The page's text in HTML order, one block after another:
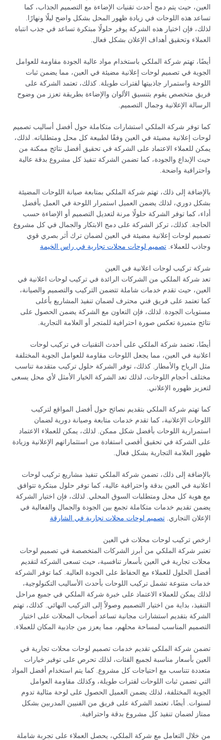
العين، حيث يتم دمج أحدث تقنيات الإضاءة مع التصميم الجذاب، كما
تساعد هذه اللوحات في زيادة ظهور المحل بشكل واضح ليلًا ونهارًا.
لذلك، فإن اختيار هذه الشركة يوفر حلولًا مبتكرة تساعد في جذب انتباه
العملاء وتحقيق أهداف الإعلان بشكل فعال.
أيضًا، تهتم شركة الملكي باستخدام مواد عالية الجودة مقاومة للعوامل
الجوية في تصميم لوحات إعلانية مضيئة في العين، مما يضمن ثبات
اللوحة واستمرار جاذبيتها لفترات طويلة. كذلك، تعتمد الشركة على
فريق متخصص يقوم بتنسيق الألوان والإضاءة بطريقة تعزز من وضوح
الرسالة الإعلانية وجمال التصميم.
كما توفر شركة الملكي استشارات متكاملة حول أفضل أساليب تصميم
لوحات إعلانية مضيئة في العين وفقًا لطبيعة كل محل ومتطلباته. لذلك،
يمكن للعملاء الاعتماد على الشركة في تحقيق أفضل نتائج ممكنة من
حيث الإبداع والجودة، كما تضمن الشركة تنفيذ كل مشروع بدقة عالية
واحترافية واضحة.
بالإضافة إلى ذلك، تهتم شركة الملكي بمتابعة صيانة اللوحات المضيئة
بشكل دوري، لذلك يضمن العميل استمرار اللوحة في العمل بأفضل
أداء، كما توفر الشركة حلولًا مرنة لتعديل التصميم أو الإضاءة حسب
الحاجة. كذلك، تركز الشركة على دمج الابتكار والجمال في كل مشروع
تصميم لوحات إعلانية مضيئة في العين لضمان ترك أثر بصري قوي
وجاذب للعملاء.تصميم لوحات محلات تجارية في راس الخيمة
شركة تركيب لوحات اعلانية في العين
تعد شركة الملكي من الشركات الرائدة في تركيب لوحات اعلانية في
العين، حيث تقدم خدمات شاملة تتضمن التركيب والتصميم والصيانة،
كما تعتمد على فريق فني محترف لضمان تنفيذ المشاريع بأعلى
مستويات الجودة. لذلك، فإن التعاون مع الشركة يضمن الحصول على
نتائج متميزة تعكس صورة احترافية للمتجر أو العلامة التجارية.
أيضًا، تعتمد شركة الملكي على أحدث التقنيات في تركيب لوحات
اعلانية في العين، مما يجعل اللوحات مقاومة للعوامل الجوية المختلفة
مثل الرياح والأمطار. كذلك، توفر الشركة حلول تركيب متقدمة تناسب
مختلف أحجام اللوحات، لذلك تعد الشركة الخيار الأمثل لأي محل يسعى
لتعزيز ظهوره الإعلاني.
كما تهتم شركة الملكي بتقديم نصائح حول أفضل المواقع لتركيب
اللوحات الإعلانية، كما تقدم خدمات متابعة وصيانة دورية لضمان
استمرارية اللوحات بأفضل شكل ممكن. لذلك، يمكن للعملاء الاعتماد
على الشركة في تحقيق أقصى استفادة من استثماراتهم الإعلانية وزيادة
ظهور العلامة التجارية بشكل فعال.
بالإضافة إلى ذلك، تضمن شركة الملكي تنفيذ مشاريع تركيب لوحات
اعلانية في العين بدقة واحترافية عالية، كما توفر حلول مبتكرة تتوافق
مع هوية كل محل ومتطلبات السوق المحلي. لذلك، فإن اختيار الشركة
يضمن تقديم خدمات متكاملة تجمع بين الجودة والجمال والفعالية في
الإعلان التجاري.تصميم لوحات محلات تجارية في الشارقة
ارخص تركيب لوحات محلات في العين
تعتبر شركة الملكي من أبرز الشركات المتخصصة في تصميم لوحات
محلات تجارية في العين بأسعار تنافسية، حيث تسعى الشركة لتقديم
أفضل الحلول للعملاء مع الحفاظ على الجودة العالية. كما توفر الشركة
خدمات متنوعة تشمل تركيب اللوحات بأحدث الأساليب التكنولوجية،
لذلك يمكن للعملاء الاعتماد على خبرة شركة الملكي في جميع مراحل
التنفيذ، بداية من اختيار التصميم وصولاً إلى التركيب النهائي. كذلك، تهتم
الشركة بتقديم استشارات مجانية تساعد أصحاب المحلات على اختيار
التصميم المناسب لمساحة محلهم، مما يعزز من جاذبية المكان للعملاء.
تضمن شركة الملكي تقديم خدمات تصميم لوحات محلات تجارية في
العين بأسعار مناسبة لجميع الفئات، لذلك تحرص على توفير خيارات
متعددة تتناسب مع احتياجات كل مشروع. كما يتم استخدام أفضل المواد
التي تضمن ثبات اللوحات لفترات طويلة، وكذلك مقاومة العوامل
الجوية المختلفة، لذلك يضمن العميل الحصول على لوحة مثالية تدوم
لسنوات. أيضًا، تعتمد الشركة على فريق من الفنيين المدربين بشكل
ممتاز لضمان تنفيذ كل مشروع بدقة واحترافية.
من خلال التعامل مع شركة الملكي، يحصل العملاء على تجربة شاملة